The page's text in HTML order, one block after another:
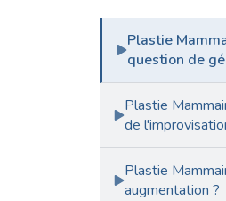
Plastie
question de
Plastie
de
Plastie
augmentation ?